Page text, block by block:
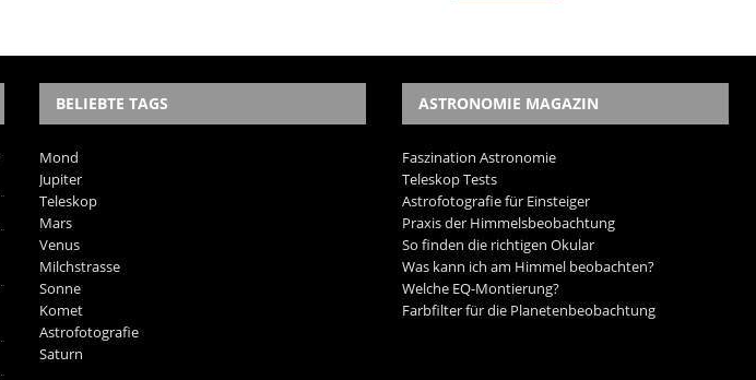
BELIEBTE TAGS
Mond
Jupiter
Teleskop
Mars
Venus
Milchstrasse
Sonne
Komet
Astrofotografie
Saturn
ASTRONOMIE MAGAZIN
Faszination Astronomie
Teleskop Tests
Astrofotografie für Einsteiger
Praxis der Himmelsbeobachtung
So finden die richtigen Okular
Was kann ich am Himmel beobachten?
Welche EQ-Montierung?
Farbfilter für die Planetenbeobachtung